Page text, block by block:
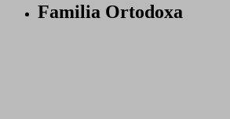
Familia Ortodoxa